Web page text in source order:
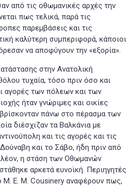
από τις οθωμανικές αρχές την
πως τελικά, παρά τις
παρεμβάσεις και τις
καλύτερη συμπεριφορά, κάποιοι
να αποφύγουν την «εξορία».
στην Ανατολική
τυχαία, τόσο πριν όσο και
αγορές των πόλεων και των
ήταν γνώριμες και οικίες
πάνω στο πέρασμα των
διέσχιζαν τα Βαλκάνια με
και τις αγορές και τις
και το Σάβο, ήδη πριν από
η στάση των Οθωμανών
αρκετά ευνοϊκή. Περιηγητές
Μ. Ε. Μ. Cousinery αναφέρουν πως,